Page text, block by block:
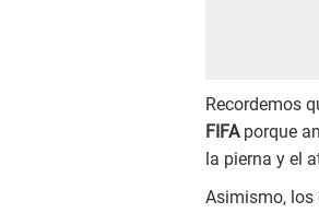
Recordemos
FIFAporque
la pierna y el
Asimismo, los